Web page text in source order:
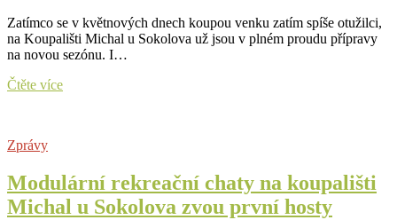
Zatímco se v květnových dnech koupou venku zatím spíše otužilci,
na Koupališti Michal u Sokolova už jsou v plném proudu přípravy
na novou sezónu. I…
Čtěte víceObjevte
na
moderní
léto
Zprávy
Modulární rekreační chaty na koupališti
Michal u Sokolova zvou první hosty